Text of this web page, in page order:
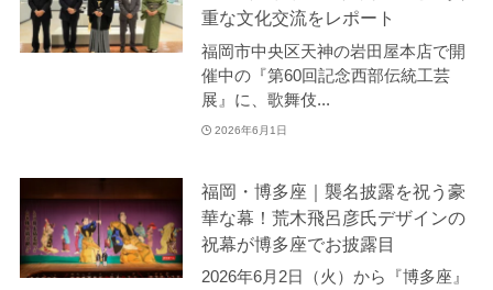
重な文化交流をレポート
福岡市中央区天神の岩田屋本店で開
催中の『第60回記念西部伝統工芸
展』に、歌舞伎...
2026年6月1日
福岡・博多座｜襲名披露を祝う豪
華な幕！荒木飛呂彦氏デザインの
祝幕が博多座でお披露目
2026年6月2日（火）から『博多座』